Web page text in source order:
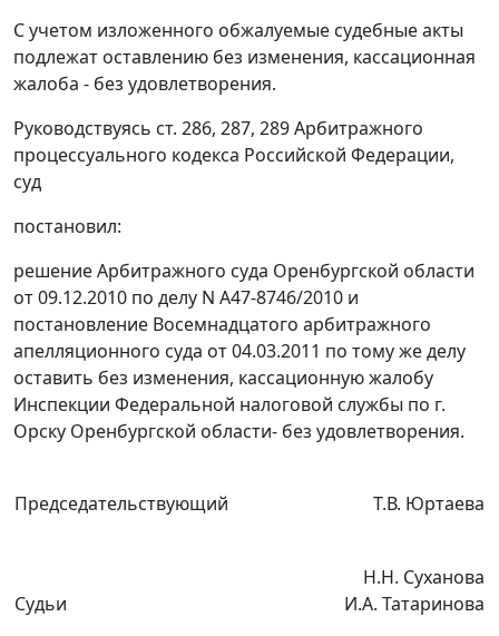
С учетом изложенного обжалуемые судебные акты
подлежат оставлению без изменения, кассационная
жалоба - без удовлетворения.
Руководствуясь ст. 286, 287, 289Арбитражного
процессуального кодекса Российской Федерации,
суд
постановил:
решение Арбитражного суда Оренбургской области
от 09.12.2010 по делу N А47-8746/2010 и
постановление Восемнадцатого арбитражного
апелляционного суда от 04.03.2011 по тому же делу
оставить без изменения, кассационную жалобу
Инспекции Федеральной налоговой службы по г.
Орску Оренбургской области- без удовлетворения.
Председательствующий Т.В. Юртаева
Судьи
Н.Н. Суханова
И.А. Татаринова